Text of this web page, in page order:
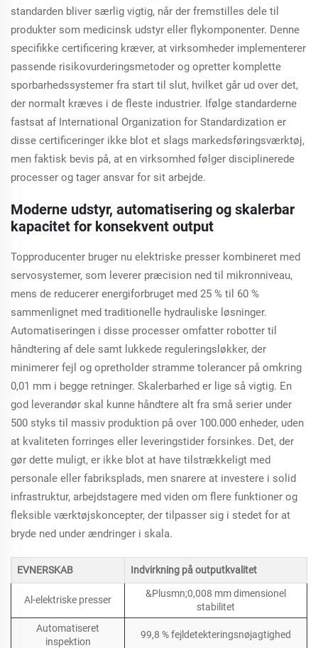
standarden bliver særlig vigtig, når der fremstilles dele til
produkter som medicinsk udstyr eller flykomponenter. Denne
specifikke certificering kræver, at virksomheder implementerer
passende risikovurderingsmetoder og opretter komplette
sporbarhedssystemer fra start til slut, hvilket går ud over det,
der normalt kræves i de fleste industrier. Ifølge standarderne
fastsat af International Organization for Standardization er
disse certificeringer ikke blot et slags markedsføringsværktøj,
men faktisk bevis på, at en virksomhed følger disciplinerede
processer og tager ansvar for sit arbejde.
Moderne udstyr, automatisering og skalerbar
kapacitet for konsekvent output
Topproducenter bruger nu elektriske presser kombineret med
servosystemer, som leverer præcision ned til mikronniveau,
mens de reducerer energiforbruget med 25 % til 60 %
sammenlignet med traditionelle hydrauliske løsninger.
Automatiseringen i disse processer omfatter robotter til
håndtering af dele samt lukkede reguleringsløkker, der
minimerer fejl og opretholder stramme tolerancer på omkring
0,01 mm i begge retninger. Skalerbarhed er lige så vigtig. En
god leverandør skal kunne håndtere alt fra små serier under
500 styks til massiv produktion på over 100.000 enheder, uden
at kvaliteten forringes eller leveringstider forsinkes. Det, der
gør dette muligt, er ikke blot at have tilstrækkeligt med
personale eller fabriksplads, men snarere at investere i solid
infrastruktur, arbejdstagere med viden om flere funktioner og
fleksible værktøjskoncepter, der tilpasser sig i stedet for at
bryde ned under ændringer i skala.
EVNERSKAB Indvirkning på outputkvalitet
Al-elektriske presser
&Plusmn;0,008 mm dimensionel
stabilitet
Automatiseret
inspektion
99,8 % fejldetekteringsnøjagtighed